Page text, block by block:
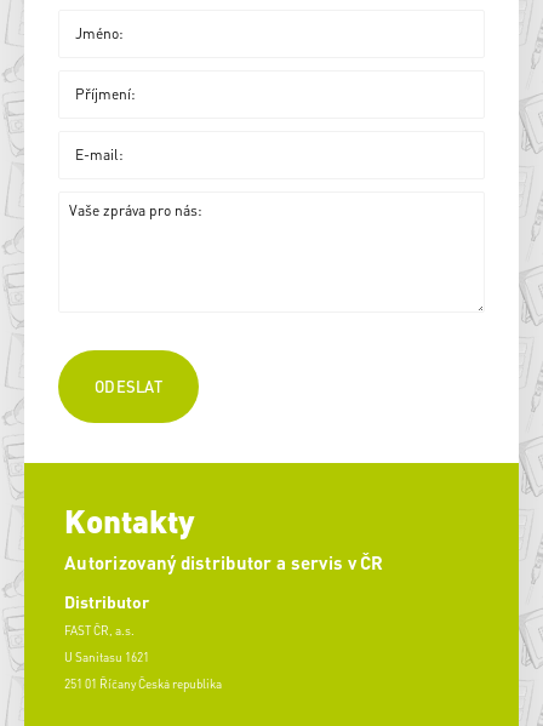
Kontakty
Autorizovaný distributor a servis v ČR
Distributor
FAST ČR, a.s.
U Sanitasu 1621
251 01 Říčany Česká republika